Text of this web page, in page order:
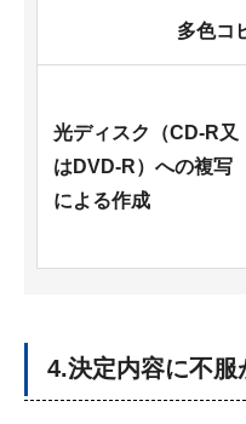
多色コ
光ディスク（CD-R又
はDVD-R）への複写
による作成
4.決定内容に不服